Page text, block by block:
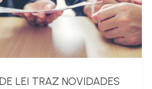
LEI TRAZ NOVIDADES